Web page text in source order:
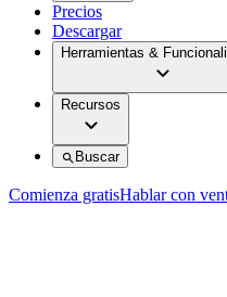
Precios
Descargar
Herramientas &
Recursos
Buscar
Comienza gratisHablar con